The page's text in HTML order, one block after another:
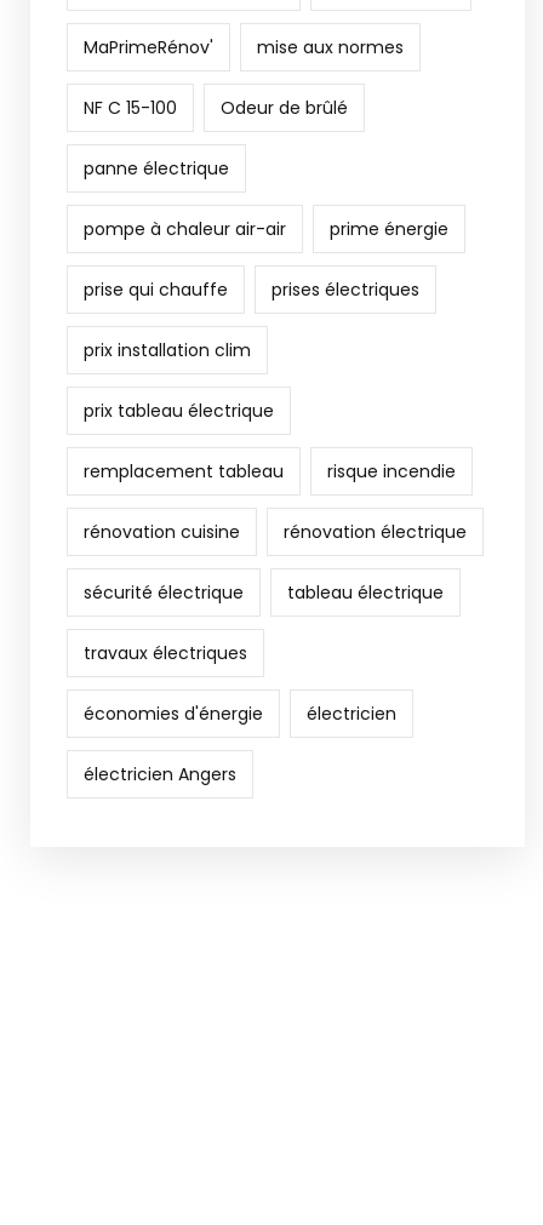
MaPrimeRénov' mise aux normes
NF C 15-100 Odeur de brûlé
panne électrique
pompe à chaleur air-air prime énergie
prise qui chauffe prises électriques
prix installation clim
prix tableau électrique
remplacement tableau risque incendie
rénovation cuisine rénovation électrique
sécurité électrique tableau électrique
travaux électriques
économies d'énergie électricien
électricien Angers